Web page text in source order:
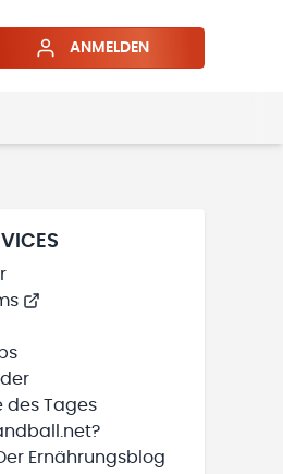
ANMELDEN
des Tages
Ernährungsblog